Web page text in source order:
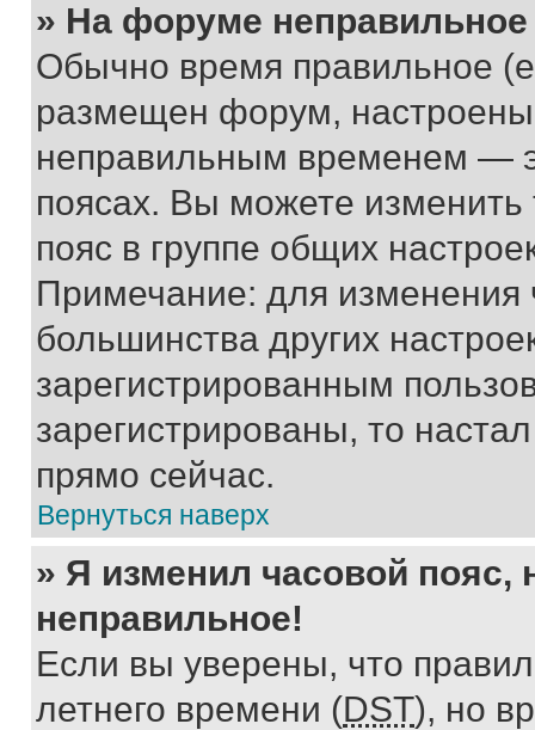
» На форуме
Обычно время правильное
размещен форум, настроены
неправильным временем —
поясах. Вы можете изменить
пояс в группе общих
Примечание: для изменения
большинства других
зарегистрированным
зарегистрированы, то
прямо сейчас.
Вернуться наверх
» Я изменил часовой пояс,
неправильное!
Если вы уверены, что
летнего времени (DST), но